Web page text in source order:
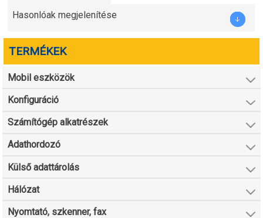
Hasonlóak megjelenítése
TERMÉKEK
Mobil eszközök
Konfiguráció
Számítógép alkatrészek
Adathordozó
Külső adattárolás
Hálózat
Nyomtató, szkenner, fax